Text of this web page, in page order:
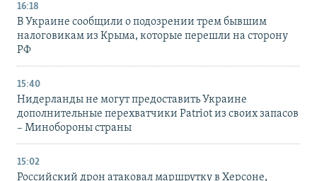
16:18
В Украине сообщили о подозрении трем бывшим
налоговикам из Крыма, которые перешли на сторону
РФ
15:40
Нидерланды не могут предоставить Украине
дополнительные перехватчики Patriot из своих запасов
– Минобороны страны
15:02
Российский дрон атаковал маршрутку в Херсоне,